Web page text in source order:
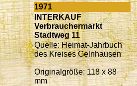
1971
INTERKAUF
Verbrauchermarkt
Stadtweg 11
Quelle: Heimat-Jahrbuch
des Kreises Gelnhausen
Originalgröße: 118 x 88
mm